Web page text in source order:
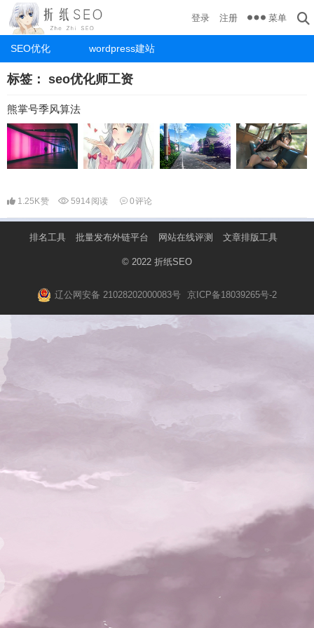
SEO优化 wordpress建站
登录 注册 菜单
标签： seo优化师工资
熊掌号季风算法
1.25K赞 5914阅读 0评论
排名工具 批量发布外链平台 网站在线评测 文章排版工具
© 2022 折纸SEO
辽公网安备 21028202000083号 京ICP备18039265号-2